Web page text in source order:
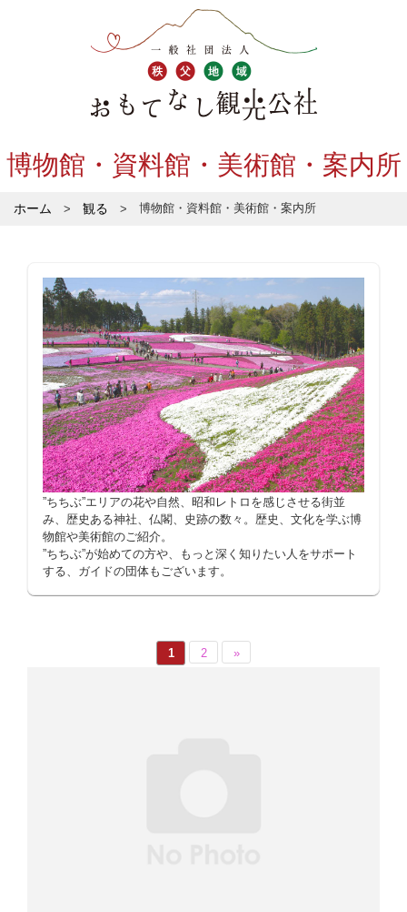
博物館・資料館・美術館・案内所
ホーム 観る 博物館・資料館・美術館・案内所
”ちちぶ”エリアの花や自然、昭和レトロを感じさせる街並
み、歴史ある神社、仏閣、史跡の数々。歴史、文化を学ぶ博
物館や美術館のご紹介。
”ちちぶ”が始めての方や、もっと深く知りたい人をサポート
する、ガイドの団体もございます。
1 2 »